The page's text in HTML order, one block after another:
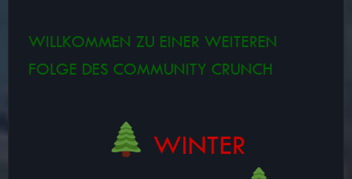
WILLKOMMEN ZU EINER WEITEREN
FOLGE DES COMMUNITY CRUNCH
WINTER